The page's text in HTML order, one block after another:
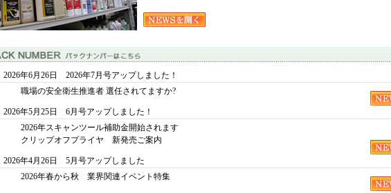
2026年6月26日 2026年7月号アップしました！
職場の安全衛生推進者 選任されてますか?
2026年5月25日 6月号アップしました！
2026年スキャンツール補助金開始されます
クリップオフプライヤ 新発売ご案内
2026年4月26日 5月号アップしました
2026年春から秋 業界関連イベント特集